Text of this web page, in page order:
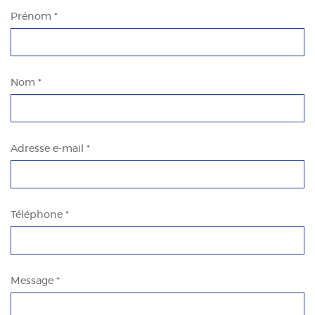
Prénom *
Nom *
Adresse e-mail *
Téléphone *
Message *